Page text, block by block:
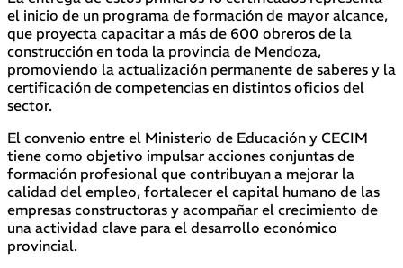
el inicio de un programa de formación de mayor alcance,
que proyecta capacitar a más de 600 obreros de la
construcción en toda la provincia de Mendoza,
promoviendo la actualización permanente de saberes y la
certificación de competencias en distintos oficios del
sector.
El convenio entre el Ministerio de Educación y CECIM
tiene como objetivo impulsar acciones conjuntas de
formación profesional que contribuyan a mejorar la
calidad del empleo, fortalecer el capital humano de las
empresas constructoras y acompañar el crecimiento de
una actividad clave para el desarrollo económico
provincial.